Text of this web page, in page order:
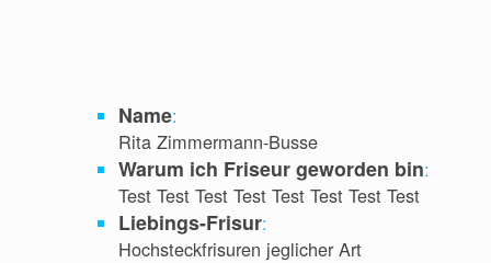
Name:
Rita Zimmermann-Busse
Warum ich Friseur geworden bin:
Test Test Test Test Test Test Test Test
Liebings-Frisur:
Hochsteckfrisuren jeglicher Art